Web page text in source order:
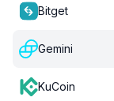
Bitget
Gemini
KuCoin